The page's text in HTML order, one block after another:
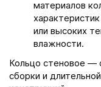
материалов
или высоких
влажности.
Кольцо стеновое —
сборки и